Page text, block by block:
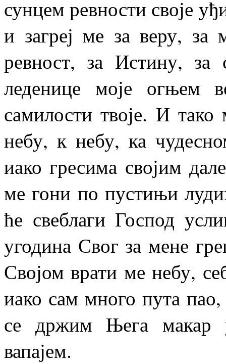
сунцем ревности своје
и загреј ме за веру, за
ревност, за Истину,
леденице моје огњем
самилости твоје. И
небу, к небу, ка
иако гресима својим
ме гони по пустињи
ће свеблаги Господ
угодина Свог за мене
Својом врати ме небу,
иако сам много пута
се држим Њега макар
вапајем.